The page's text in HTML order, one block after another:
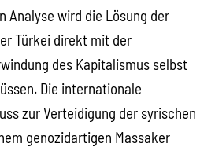
Analyse wird die Lösung der
Türkei direkt mit der
des Kapitalismus selbst
Die internationale
zur Verteidigung der syrischen
genozidartigen Massaker